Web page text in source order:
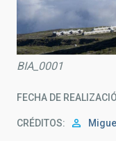
BIA_0001
FECHA DE
CRÉDITOS